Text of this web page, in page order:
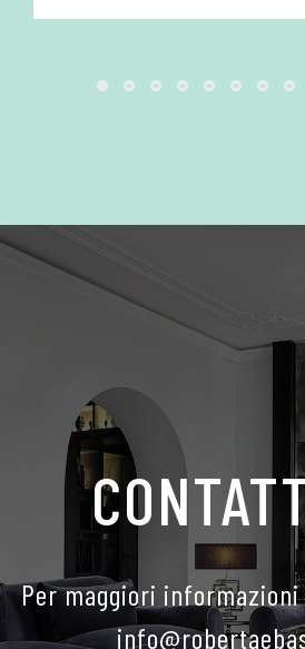
Per maggiori